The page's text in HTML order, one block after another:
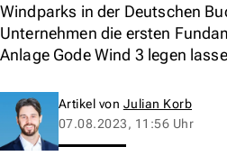
Windparks in der Deutschen
Unternehmen die ersten
Anlage Gode Wind 3 legen
Artikel von Julian Korb
07.08.2023, 11:56 Uhr